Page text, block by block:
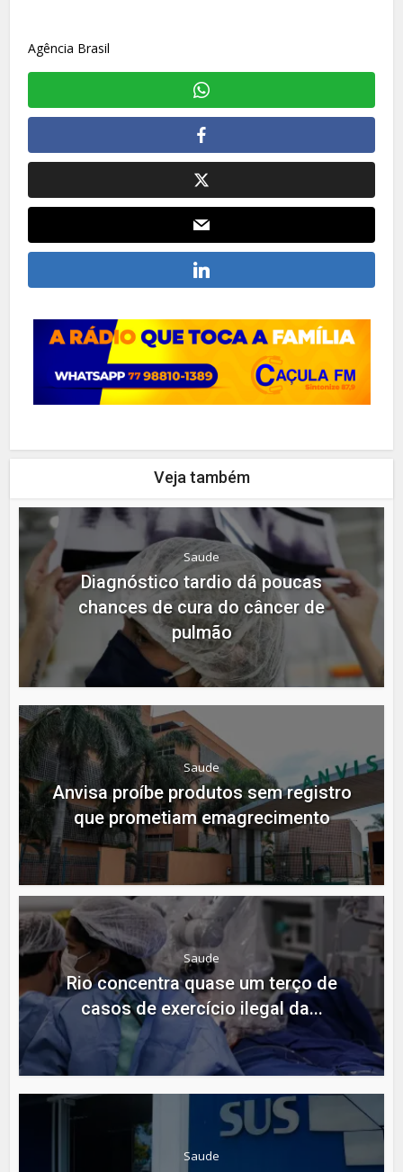
Agência Brasil
Veja também
Saude
Diagnóstico tardio dá poucas
chances de cura do câncer de
pulmão
Saude
Anvisa proíbe produtos sem registro
que prometiam emagrecimento
Saude
Rio concentra quase um terço de
casos de exercício ilegal da...
Saude